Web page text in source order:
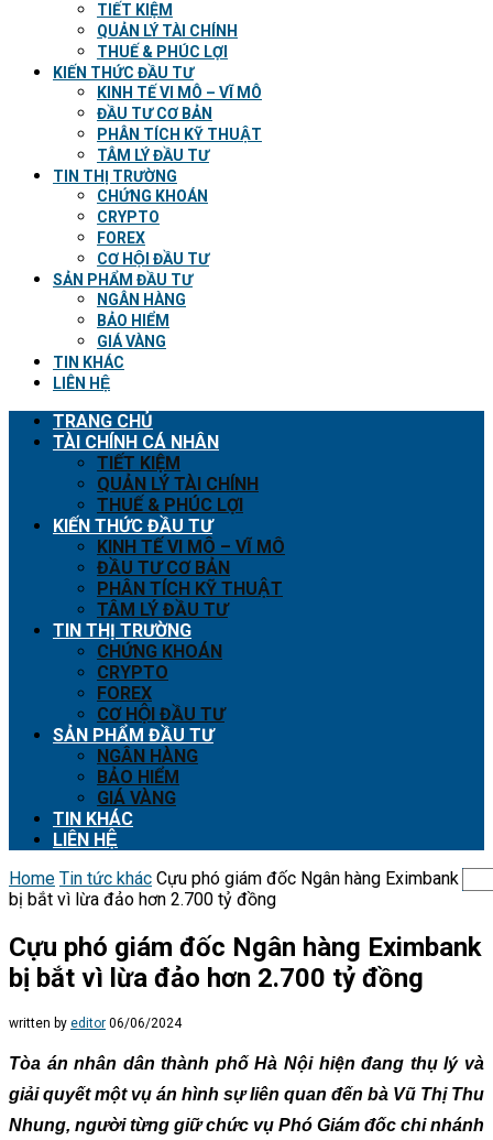
TIẾT KIỆM
QUẢN LÝ TÀI CHÍNH
THUẾ & PHÚC LỢI
KIẾN THỨC ĐẦU TƯ
KINH TẾ VI MÔ – VĨ MÔ
ĐẦU TƯ CƠ BẢN
PHÂN TÍCH KỸ THUẬT
TÂM LÝ ĐẦU TƯ
TIN THỊ TRƯỜNG
CHỨNG KHOÁN
CRYPTO
FOREX
CƠ HỘI ĐẦU TƯ
SẢN PHẨM ĐẦU TƯ
NGÂN HÀNG
BẢO HIỂM
GIÁ VÀNG
TIN KHÁC
LIÊN HỆ
TRANG CHỦ
TÀI CHÍNH CÁ NHÂN
TIẾT KIỆM
QUẢN LÝ TÀI CHÍNH
THUẾ & PHÚC LỢI
KIẾN THỨC ĐẦU TƯ
KINH TẾ VI MÔ – VĨ MÔ
ĐẦU TƯ CƠ BẢN
PHÂN TÍCH KỸ THUẬT
TÂM LÝ ĐẦU TƯ
TIN THỊ TRƯỜNG
CHỨNG KHOÁN
CRYPTO
FOREX
CƠ HỘI ĐẦU TƯ
SẢN PHẨM ĐẦU TƯ
NGÂN HÀNG
BẢO HIỂM
GIÁ VÀNG
TIN KHÁC
LIÊN HỆ
Home Tin tức khác Cựu phó giám đốc Ngân hàng Eximbank
bị bắt vì lừa đảo hơn 2.700 tỷ đồng
Cựu phó giám đốc Ngân hàng Eximbank
bị bắt vì lừa đảo hơn 2.700 tỷ đồng
written by editor 06/06/2024
Tòa án nhân dân thành phố Hà Nội hiện đang thụ lý và
giải quyết một vụ án hình sự liên quan đến bà Vũ Thị Thu
Nhung, người từng giữ chức vụ Phó Giám đốc chi nhánh